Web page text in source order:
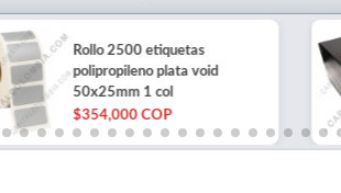
Rollo 2500 etiquetas
polipropileno plata void
50x25mm 1 col
$354,000 COP